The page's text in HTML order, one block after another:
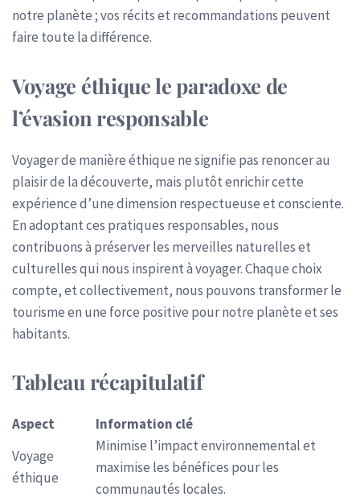
notre planète ; vos récits et recommandations peuvent
faire toute la différence.
Voyage éthique le paradoxe de
l’évasion responsable
Voyager de manière éthique ne signifie pas renoncer au
plaisir de la découverte, mais plutôt enrichir cette
expérience d’une dimension respectueuse et consciente.
En adoptant ces pratiques responsables, nous
contribuons à préserver les merveilles naturelles et
culturelles qui nous inspirent à voyager. Chaque choix
compte, et collectivement, nous pouvons transformer le
tourisme en une force positive pour notre planète et ses
habitants.
Tableau récapitulatif
Aspect
Information clé
Voyage
éthique
Minimise l’impact environnemental et
maximise les bénéfices pour les
communautés locales.